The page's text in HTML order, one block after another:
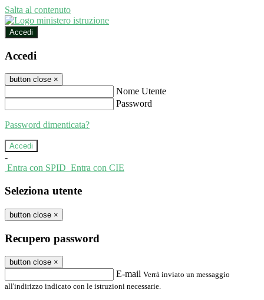
Salta al contenuto
Accedi
Accedi
button close ×
Nome Utente
Password
Password dimenticata?
-
Entra con SPID Entra con CIE
Seleziona utente
button close ×
Recupero password
button close ×
E-mail Verrà inviato un messaggio
all'indirizzo indicato con le istruzioni necessarie.